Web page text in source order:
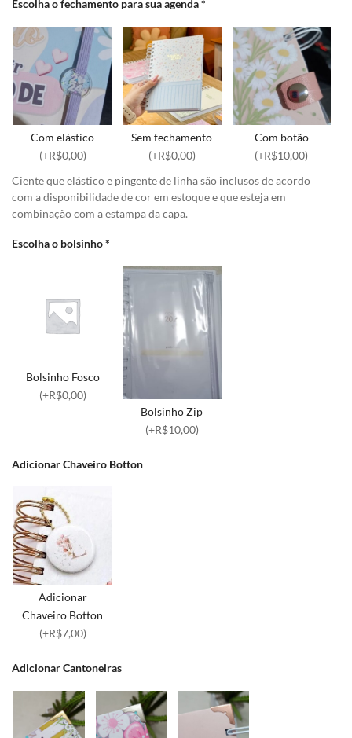
Escolha o fechamento para sua agenda*
Com elástico
(+R$0,00)
Sem fechamento
(+R$0,00)
Com botão
(+R$10,00)
Ciente que elástico e pingente de linha são inclusos de acordo
com a disponibilidade de cor em estoque e que esteja em
combinação com a estampa da capa.
Escolha o bolsinho*
Bolsinho Fosco
(+R$0,00)
Bolsinho Zip
(+R$10,00)
Adicionar Chaveiro Botton
Adicionar
Chaveiro Botton
(+R$7,00)
Adicionar Cantoneiras